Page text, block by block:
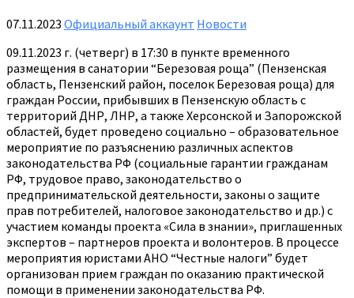
07.11.2023 Официальный аккаунт Новости
09.11.2023 г. (четверг) в 17:30 в пункте временного
размещения в санатории “Березовая роща” (Пензенская
область, Пензенский район, поселок Березовая роща) для
граждан России, прибывших в Пензенскую область с
территорий ДНР, ЛНР, а также Херсонской и Запорожской
областей, будет проведено социально – образовательное
мероприятие по разъяснению различных аспектов
законодательства РФ (социальные гарантии гражданам
РФ, трудовое право, законодательство о
предпринимательской деятельности, законы о защите
прав потребителей, налоговое законодательство и др.) с
участием команды проекта «Сила в знании», приглашенных
экспертов – партнеров проекта и волонтеров. В процессе
мероприятия юристами АНО “Честные налоги” будет
организован прием граждан по оказанию практической
помощи в применении законодательства РФ.